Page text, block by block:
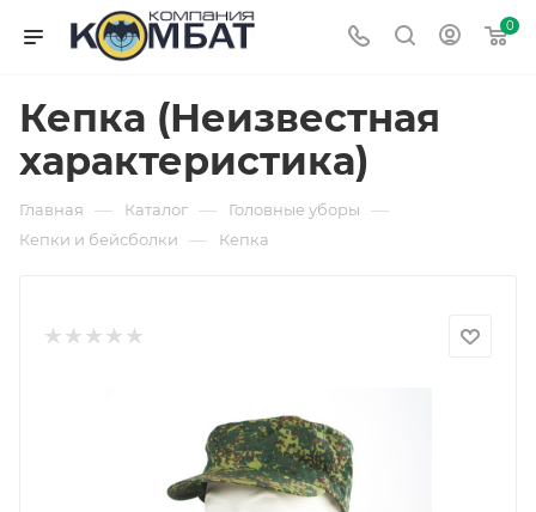
0
Кепка (Неизвестная
характеристика)
Главная — Каталог — Головные уборы —
Кепки и бейсболки — Кепка